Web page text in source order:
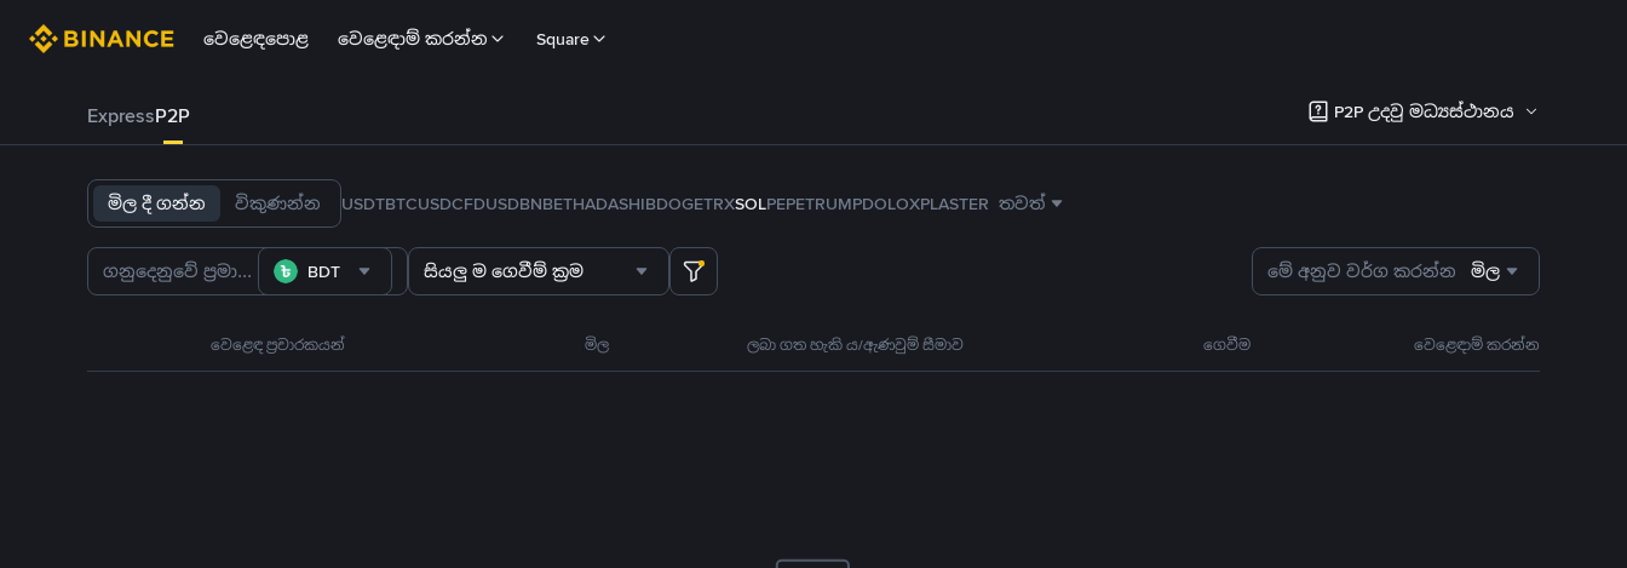
වෙළෙඳපොළ වෙළෙඳාම් කරන්න Square
ExpressP2P P2P උදවු මධ්‍යස්ථානය
මිල දී ගන්න විකුණන්න USDTBTCUSDCFDUSDBNBETHADASHIBDOGETRXSOLPEPETRUMPDOLOXPLASTER තවත්
BDT සියලු ම ගෙවීම් ක්‍රම මේ අනුව වර්ග කරන්න මිල
වෙළෙඳ ප්‍රචාරකයන් මිල ලබා ගත හැකි ය/ඇණවුම් සීමාව ගෙවීම වෙළෙඳාම් කරන්න